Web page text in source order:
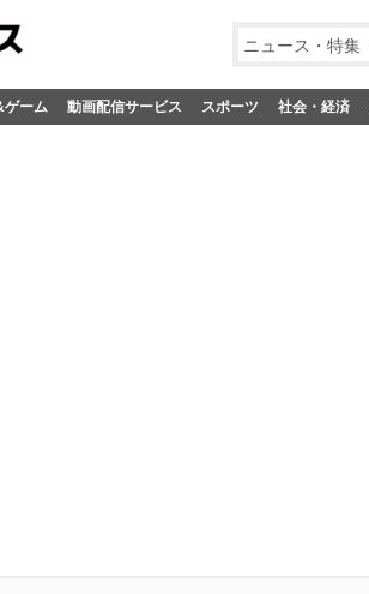
ニュース・特集
ゲーム 動画配信サービス スポーツ 社会・経済